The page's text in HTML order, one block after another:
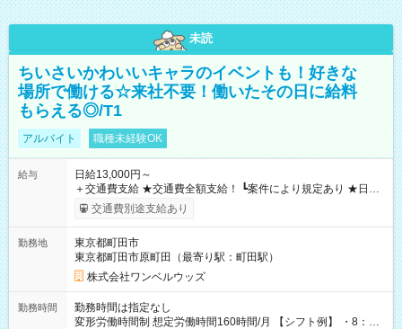
未読
ちいさいかわいいキャラのイベントも！好きな
場所で働ける☆来社不要！働いたその日に給料
もらえる◎/T1
アルバイト 職種未経験OK
給与
日給13,000円～
＋交通費支給 ★交通費全額支給！ ┗案件により規定あり ★日払
いOK！（規定あり） ┗働いたその日に現金GET♪ お仕事後はコ
ンビニATMから 日払い分を引き落とせます！ 【試用期間】試
交通費別途支給あり
勤務地
東京都町田市
東京都町田市原町田（最寄り駅：町田駅）
株式会社ワンベルウッズ
勤務時間
勤務時間は指定なし
変形労働時間制 想定労働時間160時間/月 【シフト例】 ・8：00